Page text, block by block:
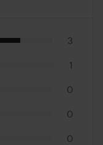
3
1
0
0
0